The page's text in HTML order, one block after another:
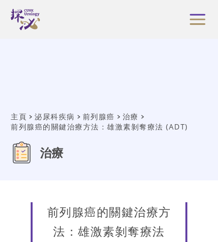
主頁 泌尿科疾病 前列腺癌
治療
前列腺癌的關鍵治療方法：雄激素剝奪療法 (ADT)
治療
前列腺癌的關鍵治療方
法：雄激素剝奪療法